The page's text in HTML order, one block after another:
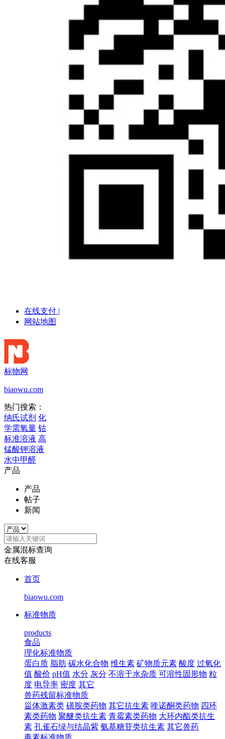
在线支付 |
网站地图
标物网
biaowu.com
热门搜索：
纳氏试剂 化
学需氧量 钴
标准溶液 高
锰酸钾溶液
水中甲醛
产品
产品
帖子
新闻
金属混标查询
在线客服
首页
biaowu.com
标准物质
products
食品
理化标准物质
蛋白质 脂肪 碳水化合物 维生素 矿物质元素 酸度 过氧化
值 酸价 pH值 水分 灰分 不溶于水杂质 可溶性固形物 粒
度 电导率 密度 其它
兽药残留标准物质
甾体激素类 磺胺类药物 其它抗生素 喹诺酮类药物 四环
素类药物 聚醚类抗生素 青霉素类药物 大环内酯类抗生
素 孔雀石绿与结晶紫 氨基糖苷类抗生素 其它兽药
毒素标准物质